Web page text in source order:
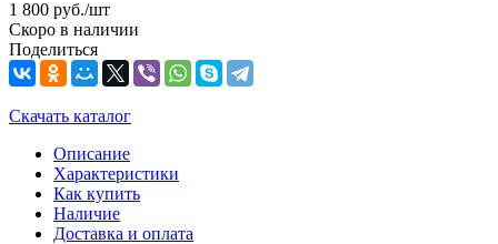
1 800 руб./шт
Скоро в наличии
Поделиться
Скачать каталог
Описание
Характеристики
Как купить
Наличие
Доставка и оплата